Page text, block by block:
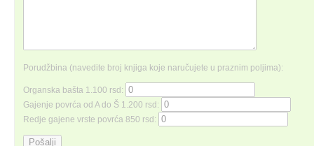
Porudžbina (navedite broj knjiga koje naručujete u praznim poljima):
Organska bašta 1.100 rsd:
Gajenje povrća od A do Š 1.200 rsd:
Redje gajene vrste povrća 850 rsd: